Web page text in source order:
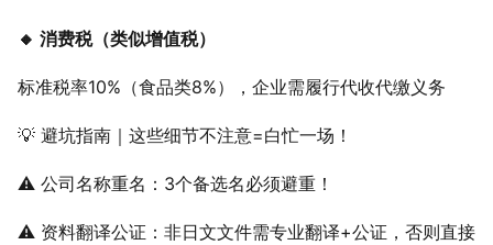
🔸 消费税（类似增值税）
标准税率10%（食品类8%），企业需履行代收代缴义务
💡 避坑指南｜这些细节不注意=白忙一场！
⚠️ 公司名称重名：3个备选名必须避重！
⚠️ 资料翻译公证：非日文文件需专业翻译+公证，否则直接